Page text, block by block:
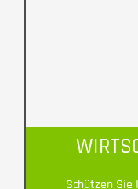
Schützen